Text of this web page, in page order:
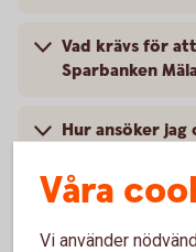
Vad krävs för
Sparbanken
Hur ansöker
Våra
Vi använder